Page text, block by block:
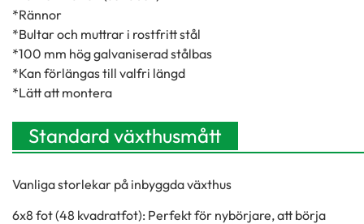
*Rännor
*Bultar och muttrar i rostfritt stål
*100 mm hög galvaniserad stålbas
*Kan förlängas till valfri längd
*Lätt att montera
Standard växthusmått
Vanliga storlekar på inbyggda växthus
6x8 fot (48 kvadratfot): Perfekt för nybörjare, att börja